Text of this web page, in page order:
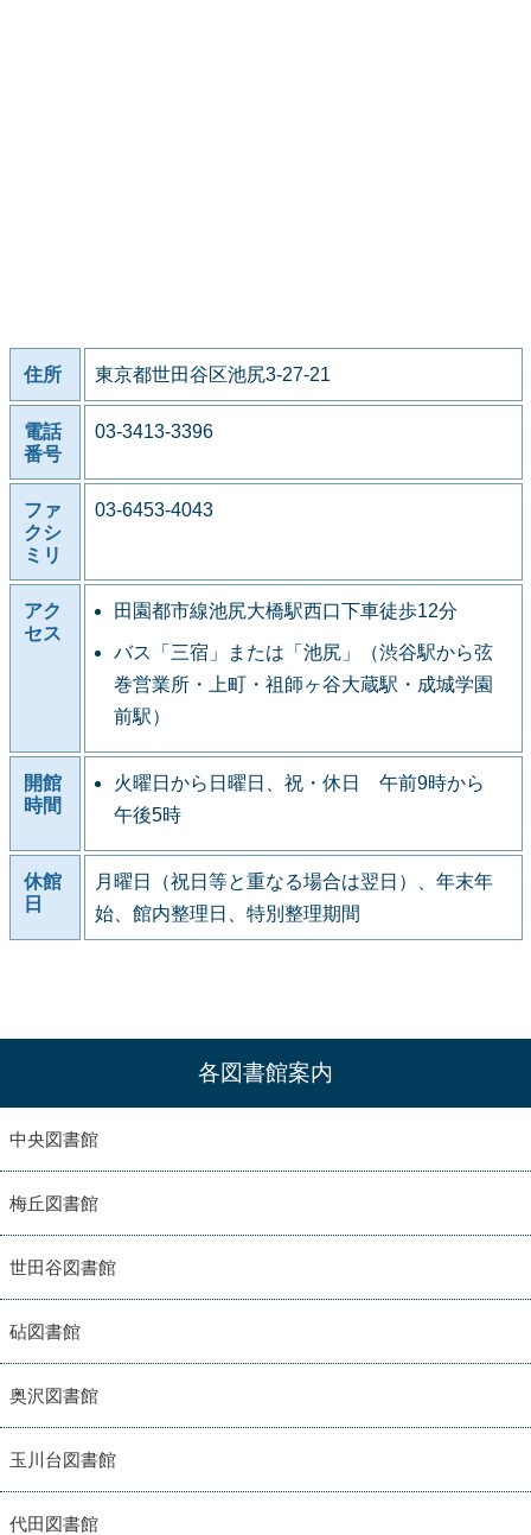
住所 東京都世田谷区池尻3-27-21
電話
番号
03-3413-3396
ファ
クシ
ミリ
03-6453-4043
アク
セス
田園都市線池尻大橋駅西口下車徒歩12分
バス「三宿」または「池尻」（渋谷駅から弦
巻営業所・上町・祖師ヶ谷大蔵駅・成城学園
前駅）
開館
時間
火曜日から日曜日、祝・休日 午前9時から
午後5時
休館
日
月曜日（祝日等と重なる場合は翌日）、年末年
始、館内整理日、特別整理期間
各図書館案内
中央図書館
梅丘図書館
世田谷図書館
砧図書館
奥沢図書館
玉川台図書館
代田図書館